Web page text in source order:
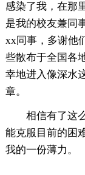
感染了我，在那
是我的校友兼同
xx同事，多谢他
些散布于全国各
幸地进入像深水
章。
相信有了这
能克服目前的困
我的一份薄力。